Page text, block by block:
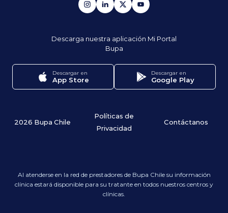
Descarga nuestra aplicación Mi Portal
Bupa
Descargar en
App Store
Descargar en
Google Play
2026 Bupa Chile
Políticas de
Privacidad
Contáctanos
Al atenderse en la red de prestadores de Bupa Chile su información
clínica estará disponible para su tratante en todos nuestros centros y
clínicas.